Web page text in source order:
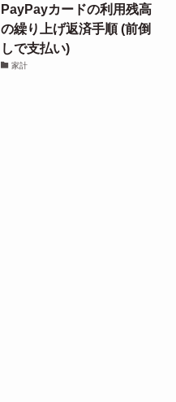
PayPayカードの利用残高
の繰り上げ返済手順 (前倒
しで支払い)
家計